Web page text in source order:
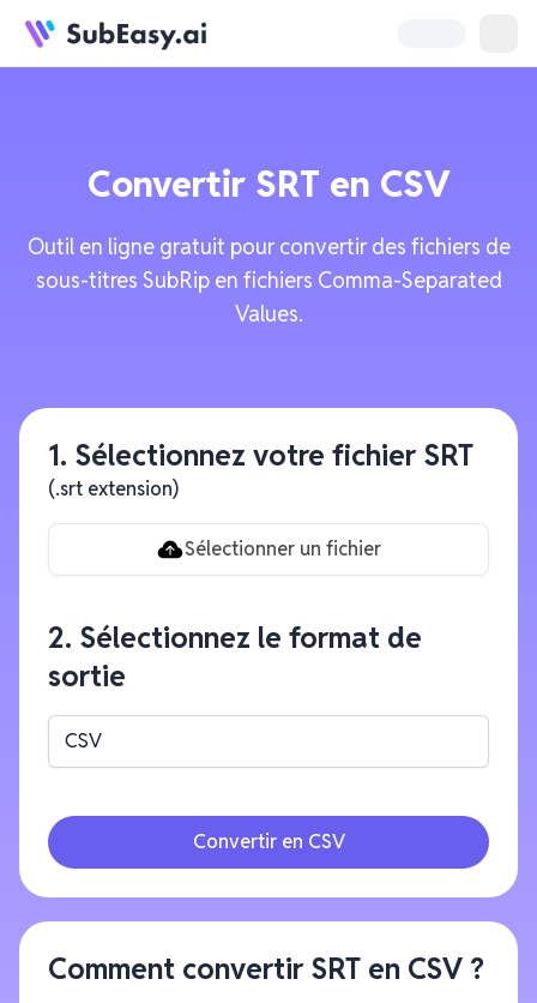
Convertir SRT en CSV
Outil en ligne gratuit pour convertir des fichiers de
sous-titres SubRip en fichiers Comma-Separated
Values.
1. Sélectionnez votre fichier SRT
(.srt extension)
Sélectionner un fichier
2. Sélectionnez le format de
sortie
CSV
Convertir en CSV
Comment convertir SRT en CSV ?